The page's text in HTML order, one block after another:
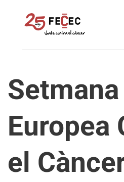
Setmana
Europea
el